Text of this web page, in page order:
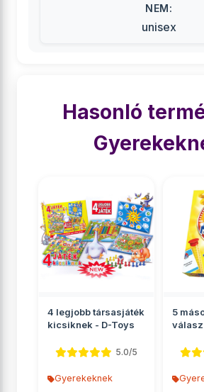
NEM:
unisex
Hasonló
4 legjobb társasjáték
kicsiknek - D-Toys
5.0/5
Gyerekeknek
5